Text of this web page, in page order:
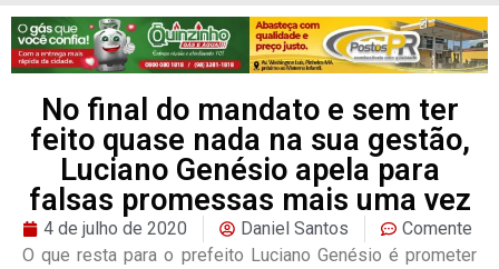
No final do mandato e sem ter
feito quase nada na sua gestão,
Luciano Genésio apela para
falsas promessas mais uma vez
4 de julho de 2020 Daniel Santos
Comente
O que resta para o prefeito Luciano Genésio é prometer